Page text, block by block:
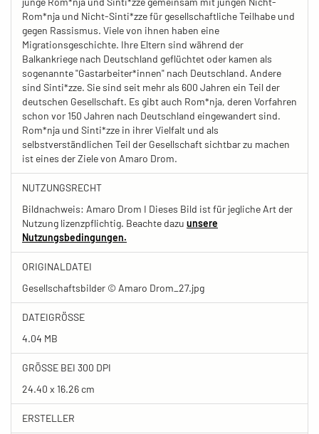
Rom*nja und Nicht-Sinti*zze für gesellschaftliche Teilhabe und
gegen Rassismus. Viele von ihnen haben eine
Migrationsgeschichte. Ihre Eltern sind während der
Balkankriege nach Deutschland geflüchtet oder kamen als
sogenannte "Gastarbeiter*innen" nach Deutschland. Andere
sind Sinti*zze. Sie sind seit mehr als 600 Jahren ein Teil der
deutschen Gesellschaft. Es gibt auch Rom*nja, deren Vorfahren
schon vor 150 Jahren nach Deutschland eingewandert sind.
Rom*nja und Sinti*zze in ihrer Vielfalt und als
selbstverständlichen Teil der Gesellschaft sichtbar zu machen
ist eines der Ziele von Amaro Drom.
NUTZUNGSRECHT
Bildnachweis: Amaro Drom I Dieses Bild ist für jegliche Art der
Nutzung lizenzpflichtig. Beachte dazu unsere
Nutzungsbedingungen.
ORIGINALDATEI
Gesellschaftsbilder © Amaro Drom_27.jpg
DATEIGRÖSSE
4.04 MB
GRÖSSE BEI 300 DPI
24.40 x 16.26 cm
ERSTELLER